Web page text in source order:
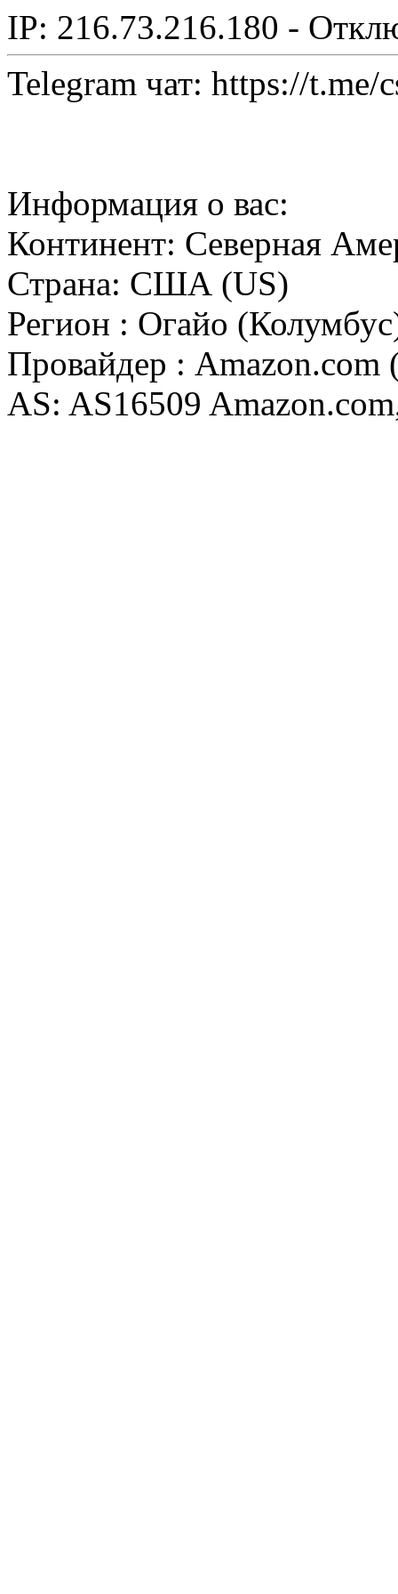
IP: 216.73.216.180 -
Telegram чат: https://t.me/
Информация о вас:
Континент: Северная
Страна: США (US)
Регион : Огайо
Провайдер :
AS: AS16509